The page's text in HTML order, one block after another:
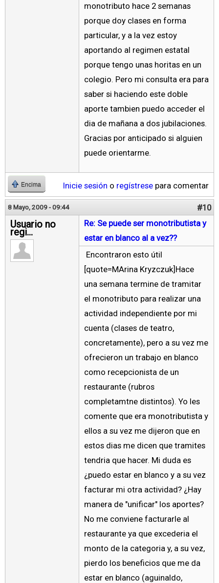
monotributo hace 2 semanas
porque doy clases en forma
particular, y a la vez estoy
aportando al regimen estatal
porque tengo unas horitas en un
colegio. Pero mi consulta era para
saber si haciendo este doble
aporte tambien puedo acceder el
dia de mañana a dos jubilaciones.
Gracias por anticipado si alguien
puede orientarme.
Encima Inicie sesión o regístrese para comentar
8 Mayo, 2009 - 09:44 #10
Usuario no
regi...
Re: Se puede ser monotributista y
estar en blanco al a vez??
Encontraron esto útil
[quote=MArina Kryzczuk]Hace
una semana termine de tramitar
el monotributo para realizar una
actividad independiente por mi
cuenta (clases de teatro,
concretamente), pero a su vez me
ofrecieron un trabajo en blanco
como recepcionista de un
restaurante (rubros
completamtne distintos). Yo les
comente que era monotributista y
ellos a su vez me dijeron que en
estos dias me dicen que tramites
tendria que hacer. Mi duda es
¿puedo estar en blanco y a su vez
facturar mi otra actividad? ¿Hay
manera de "unificar" los aportes?
No me conviene facturarle al
restaurante ya que excederia el
monto de la categoria y, a su vez,
pierdo los beneficios que me da
estar en blanco (aguinaldo,